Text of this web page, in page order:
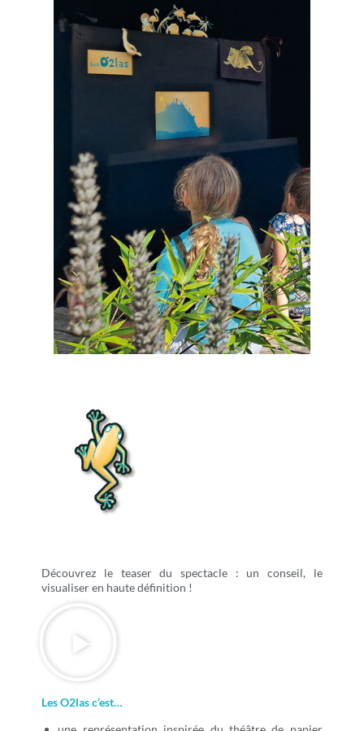
Découvrez le teaser du spectacle : un conseil, le
visualiser en haute définition !
Les O2las c’est…